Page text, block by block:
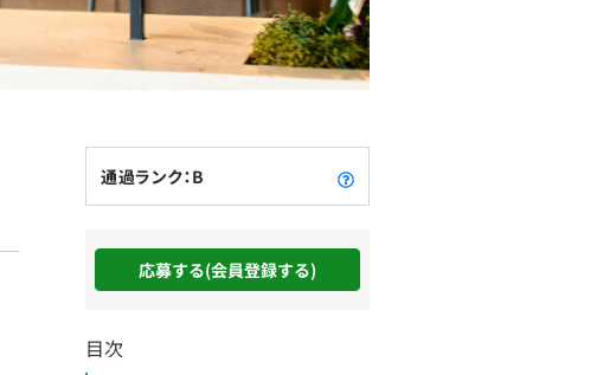
通過ランク：B
応募する(会員登録する)
目次